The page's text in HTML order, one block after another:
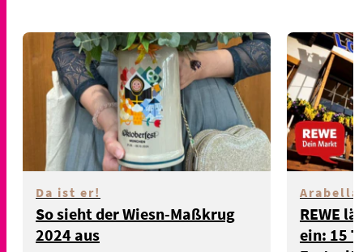
Da ist er!
So sieht der Wiesn-Maßkrug
2024 aus
Arabella
REWE
ein: 15